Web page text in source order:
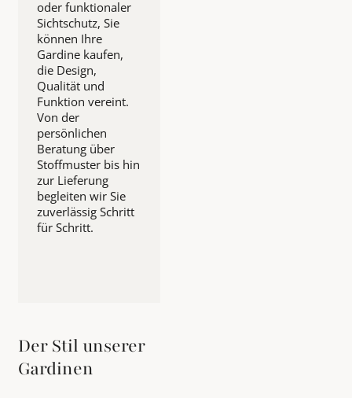
oder funktionaler
Sichtschutz, Sie
können Ihre
Gardine kaufen,
die Design,
Qualität und
Funktion vereint.
Von der
persönlichen
Beratung über
Stoffmuster bis hin
zur Lieferung
begleiten wir Sie
zuverlässig Schritt
für Schritt.
Der Stil unserer
Gardinen